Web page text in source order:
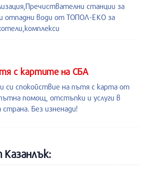
станции за
отпадни води от ТОПОЛ-ЕКО за
с картите на СБА
си спокойствие на пътя с карта от
помощ, отстъпки и услуги в
страна. Без изненади!